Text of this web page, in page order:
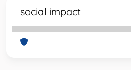
social impact